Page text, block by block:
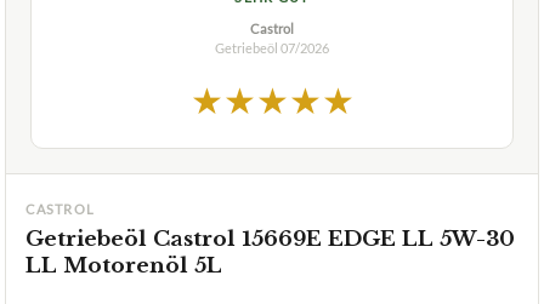
Castrol
Getriebeöl 07/2026
★★★★★
CASTROL
Getriebeöl Castrol 15669E EDGE LL 5W-30
LL Motorenöl 5L